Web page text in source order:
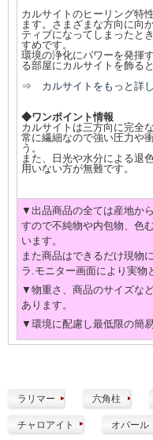
カルサイトのヒーリング特
ます。さまざまな方向に向
ティブになってしまったと
すめです。
環境の浄化にパワーを発揮
る部屋にカルサイトを飾る
⇒ カルサイトをもっと詳し
◆ワンポイント情報
カルサイトは三方向に完全
常に繊細なので強い圧力や
う。
また、日光や水分による退
用いない方が無難です。
▼出品商品の全ては産地か
すので不純物や内包物、色
います。
また商品はできるだけ現物
ラ.モニター画面により実物
▼物重さ、商品のサイズな
あります。
▼環境に配慮し最低限の簡
ラリマー 六角柱
チャロアイト オパール